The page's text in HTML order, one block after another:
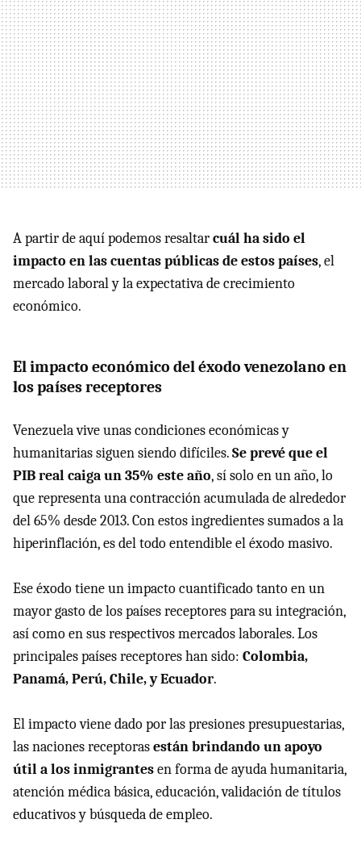
A partir de aquí podemos resaltarcuál ha sido el
impacto en las cuentas públicas de estos países, el
mercado laboral y la expectativa de crecimiento
económico.
El impacto económico del éxodo venezolano en
los países receptores
Venezuela vive unas condiciones económicas y
humanitarias siguen siendo difíciles.Se prevé que el
PIB real caiga un 35% este año, sí solo en un año, lo
que representa una contracción acumulada de alrededor
del 65% desde 2013. Con estos ingredientes sumados a la
hiperinflación, es del todo entendible el éxodo masivo.
Ese éxodo tiene un impacto cuantificado tanto en un
mayor gasto de los países receptores para su integración,
así como en sus respectivos mercados laborales. Los
principales países receptores han sido: Colombia,
Panamá, Perú, Chile, y Ecuador.
El impacto viene dado por las presiones presupuestarias,
las naciones receptorasestán brindando un apoyo
útil a los inmigrantesen forma de ayuda humanitaria,
atención médica básica, educación, validación de títulos
educativos y búsqueda de empleo.